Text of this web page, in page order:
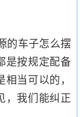
的车子怎么摆
是按规定配备
当可以的，
，我们能纠正